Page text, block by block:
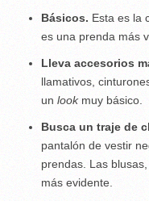
Básicos. Esta es la
es una prenda más
Lleva accesorios
llamativos,
un look muy básico.
Busca un traje de
pantalón de vestir
prendas. Las
más evidente.